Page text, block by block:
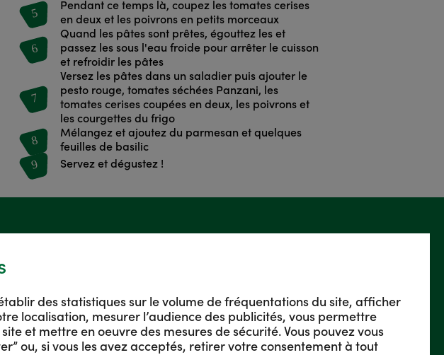
5
Pendant ce temps là, coupez les tomates cerises
en deux et les poivrons en petits morceaux
6
Quand les pâtes sont prêtes, égouttez les et
passez les sous l'eau froide pour arrêter le cuisson
et refroidir les pâtes
7
Versez les pâtes dans un saladier puis ajouter le
pesto rouge, tomates séchées Panzani, les
tomates cerises coupées en deux, les poivrons et
les courgettes du frigo
8
Mélangez et ajoutez du parmesan et quelques
feuilles de basilic
9 Servez et dégustez !
des statistiques sur le volume de fréquentations du site, afficher
localisation, mesurer l’audience des publicités, vous permettre
et mettre en oeuvre des mesures de sécurité. Vous pouvez vous
ou, si vous les avez acceptés, retirer votre consentement à tout